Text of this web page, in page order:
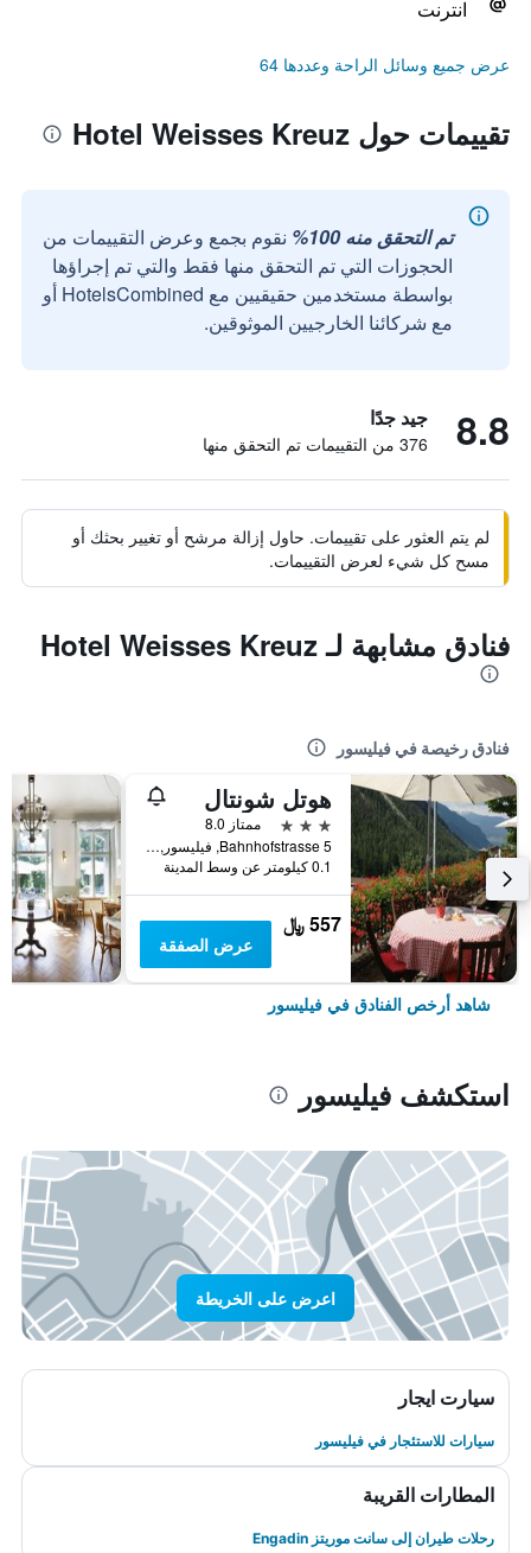
انترنت
عرض جميع وسائل الراحة وعددها 64
تقييمات حول Hotel Weisses Kreuz
تم التحقق منه 100%
نقوم بجمع وعرض التقييمات من
الحجوزات التي تم التحقق منها فقط والتي تم إجراؤها
بواسطة مستخدمين حقيقيين مع HotelsCombined أو
مع شركائنا الخارجيين الموثوقين.
8.8 جيد جدًا
376 من التقييمات تم التحقق منها
لم يتم العثور على تقييمات. حاول إزالة مرشح أو تغيير بحثك أو
مسح كل شيء لعرض التقييمات.
فنادق مشابهة لـ Hotel Weisses Kreuz
فنادق رخيصة في فيليسور
هوتل شونتال
3 نجوم
ممتاز 8.0
Bahnhofstrasse 5, فيليسور, كانتون غراوبوندن, سويسرا
0.1 كيلومتر عن وسط المدينة
557 ﷼
عرض الصفقة
شاهد أرخص الفنادق في فيليسور
استكشف فيليسور
اعرض على الخريطة
سيارت ايجار
سيارات للاستئجار في فيليسور
المطارات القريبة
رحلات طيران إلى سانت موريتز Engadin